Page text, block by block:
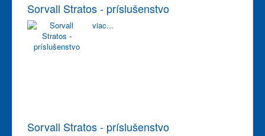
Sorvall Stratos - príslušenstvo
viac...
Sorvall Stratos - príslušenstvo